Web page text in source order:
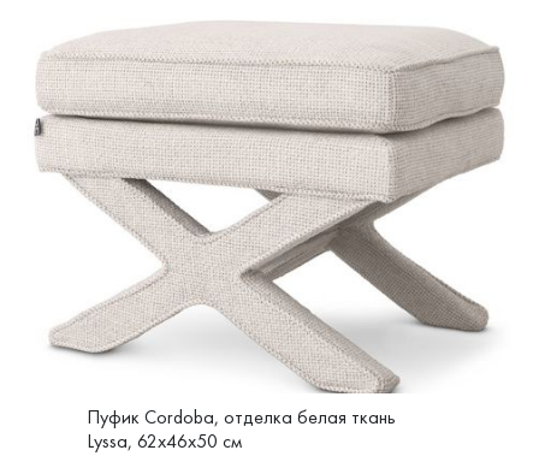
Пуфик Cordoba, отделка белая ткань
Lyssa, 62x46x50 см